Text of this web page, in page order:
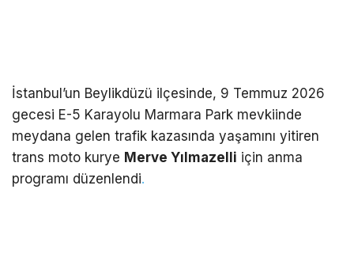
İstanbul’un Beylikdüzü ilçesinde, 9 Temmuz 2026
gecesi E-5 Karayolu Marmara Park mevkiinde
meydana gelen trafik kazasında yaşamını yitiren
trans moto kurye Merve Yılmazelli için anma
programı düzenlendi.